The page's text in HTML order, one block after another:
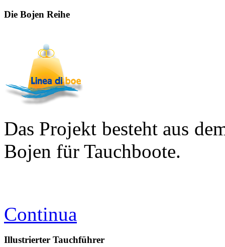
Die Bojen Reihe
Das Projekt besteht aus
Bojen für Tauchboote.
Continua
Illustrierter Tauchführer